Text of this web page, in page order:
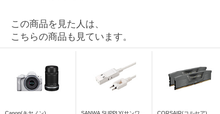
この商品を見た人は、
こちらの商品も見ています。